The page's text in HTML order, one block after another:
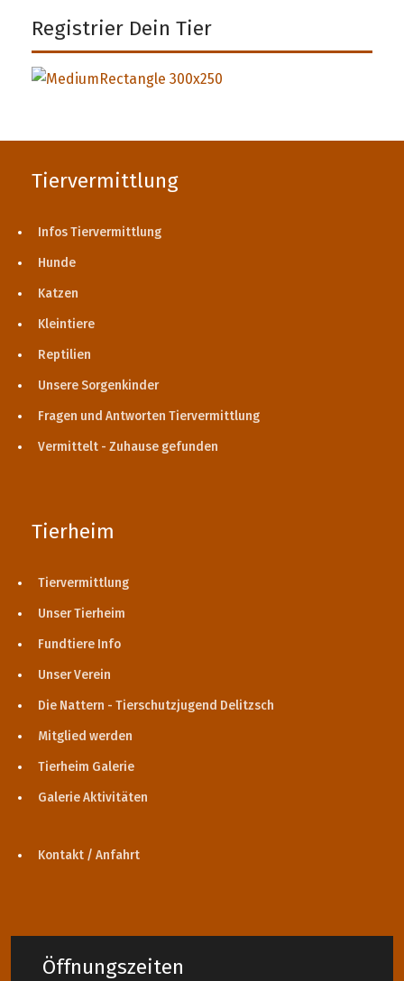
Registrier Dein Tier
Tiervermittlung
Infos Tiervermittlung
Hunde
Katzen
Kleintiere
Reptilien
Unsere Sorgenkinder
Fragen und Antworten Tiervermittlung
Vermittelt - Zuhause gefunden
Tierheim
Tiervermittlung
Unser Tierheim
Fundtiere Info
Unser Verein
Die Nattern - Tierschutzjugend Delitzsch
Mitglied werden
Tierheim Galerie
Galerie Aktivitäten
Kontakt / Anfahrt
Öffnungszeiten